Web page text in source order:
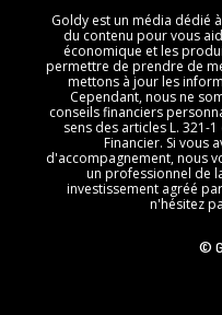
Goldy est un média dédié
du contenu pour vous
économique et les
permettre de prendre de
mettons à jour les
Cependant, nous ne
conseils financiers
sens des articles L. 321-
Financier. Si vous
d'accompagnement, nous
un professionnel de
investissement agréé
n'hésitez
©